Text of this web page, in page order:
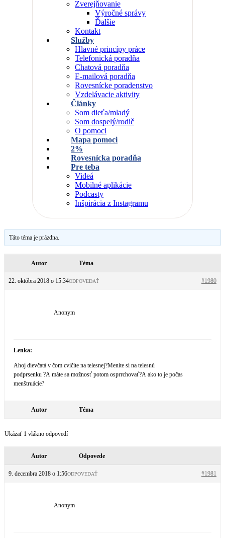
Zverejňovanie
Výročné správy
Ďalšie
Kontakt
Služby
Hlavné princípy práce
Telefonická poradňa
Chatová poradňa
E-mailová poradňa
Rovesnícke poradenstvo
Vzdelávacie aktivity
Články
Som dieťa/mladý
Som dospelý/rodič
O pomoci
Mapa pomoci
2%
Rovesnícka poradňa
Pre teba
Videá
Mobilné aplikácie
Podcasty
Inšpirácia z Instagramu
Táto téma je prázdna.
Autor Téma
22. októbra 2018 o 15:34 #1980
ODPOVEDAŤ
Anonym
Lenka:
Ahoj dievčatá v čom cvičíte na telesnej?Meníte si na telesnú
podprsenku ?A máte sa možnosť potom osprrchovať?A ako to je počas
menštruácie?
Autor Téma
Ukázať 1 vlákno odpovedí
Autor Odpovede
9. decembra 2018 o 1:56 #1981
ODPOVEDAŤ
Anonym